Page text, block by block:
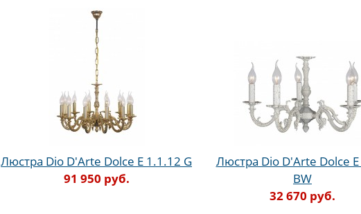
Люстра Dio D'Arte Dolce E 1.1.12 G
91 950 руб.
Люстра Dio D'Arte Dolce
BW
32 670 руб.